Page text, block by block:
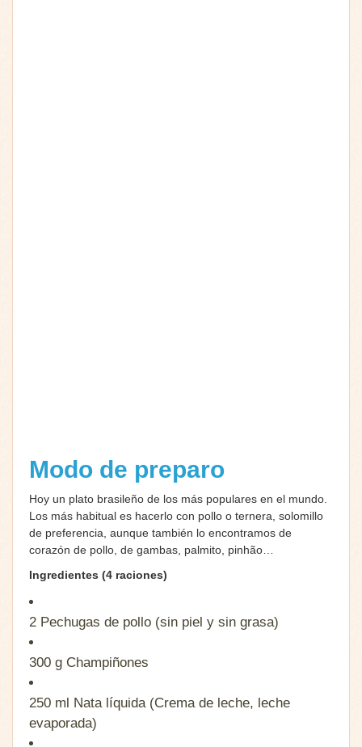
Modo de preparo
Hoy un plato brasileño de los más populares en el mundo.
Los más habitual es hacerlo con pollo o ternera, solomillo
de preferencia, aunque también lo encontramos de
corazón de pollo, de gambas, palmito, pinhão…
Ingredientes (4 raciones)
2 Pechugas de pollo (sin piel y sin grasa)
300 g Champiñones
250 ml Nata líquida (Crema de leche, leche
evaporada)